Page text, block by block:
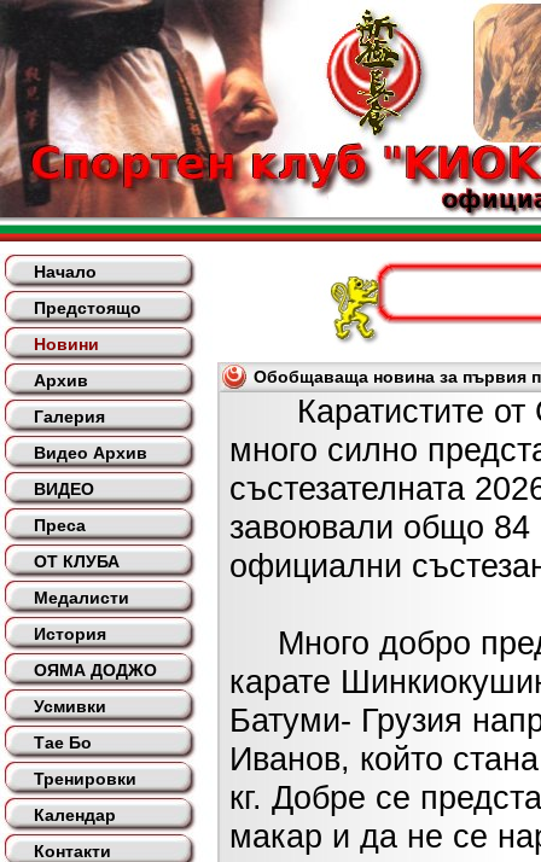
Начало
Предстоящо
Новини
Архив
Галерия
Видео Архив
ВИДЕО
Преса
ОТ КЛУБА
Медалисти
История
ОЯМА ДОДЖО
Усмивки
Тае Бо
Тренировки
Календар
Контакти
Обобщаваща новина за първия
Каратистите от
много силно
състезателната
завоювали общо 84
официални
Много добро
карате
Батуми- Грузия
Иванов, който
кг. Добре се
макар и да не се